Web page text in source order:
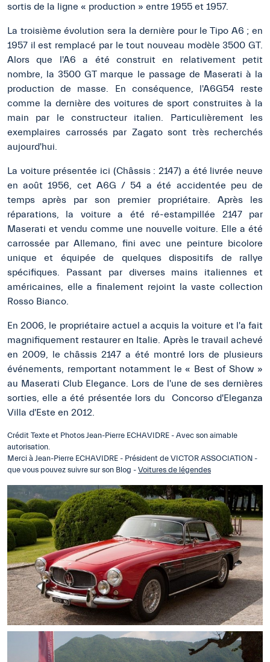
sortis de la ligne « production » entre 1955 et 1957.
La troisième évolution sera la dernière pour le Tipo A6 ; en
1957 il est remplacé par le tout nouveau modèle 3500 GT.
Alors que l'A6 a été construit en relativement petit
nombre, la 3500 GT marque le passage de Maserati à la
production de masse. En conséquence, l'A6G54 reste
comme la dernière des voitures de sport construites à la
main par le constructeur italien. Particulièrement les
exemplaires carrossés par Zagato sont très recherchés
aujourd'hui.
La voiture présentée ici (Châssis : 2147) a été livrée neuve
en août 1956, cet A6G / 54 a été accidentée peu de
temps après par son premier propriétaire. Après les
réparations, la voiture a été ré-estampillée 2147 par
Maserati et vendu comme une nouvelle voiture. Elle a été
carrossée par Allemano, fini avec une peinture bicolore
unique et équipée de quelques dispositifs de rallye
spécifiques. Passant par diverses mains italiennes et
américaines, elle a finalement rejoint la vaste collection
Rosso Bianco.
En 2006, le propriétaire actuel a acquis la voiture et l'a fait
magnifiquement restaurer en Italie. Après le travail achevé
en 2009, le châssis 2147 a été montré lors de plusieurs
événements, remportant notamment le « Best of Show »
au Maserati Club Elegance. Lors de l'une de ses dernières
sorties, elle a été présentée lors du Concorso d'Eleganza
Villa d'Este en 2012.
Crédit Texte et Photos Jean-Pierre ECHAVIDRE - Avec son aimable
autorisation.
Merci à Jean-Pierre ECHAVIDRE - Président de VICTOR ASSOCIATION -
que vous pouvez suivre sur son Blog - Voitures de légendes